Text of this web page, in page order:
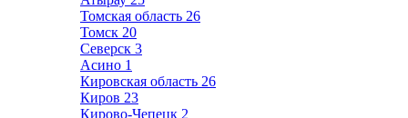
Томская область 26
Томск 20
Северск 3
Асино 1
Кировская область 26
Киров 23
Кирово-Чепецк 2